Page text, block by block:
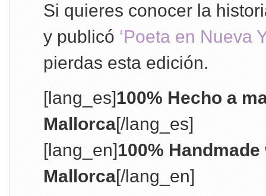
Si quieres conocer la
y publicó ‘Poeta en Nueva
pierdas esta edición.
[lang_es]100% Hecho a
Mallorca[/lang_es]
[lang_en]100%
Mallorca[/lang_en]